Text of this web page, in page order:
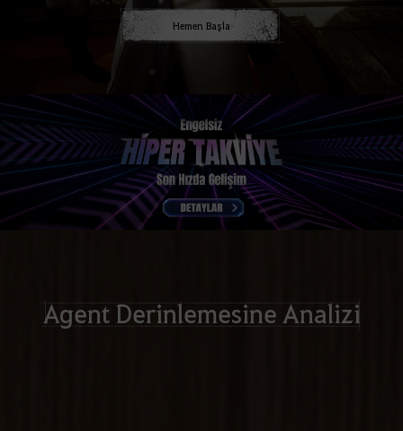
Hemen Başla
Agent Derinlemesine Analizi